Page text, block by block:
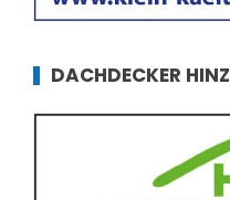
DACHDECKER HINZ